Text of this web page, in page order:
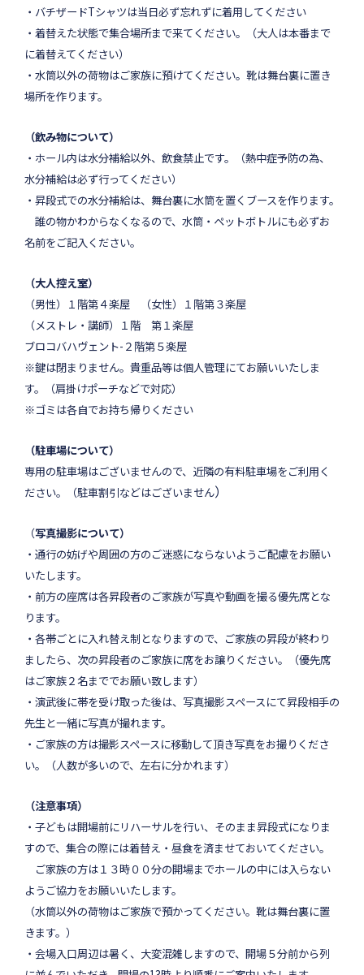
・バチザードTシャツは当日必ず忘れずに着用してください
・着替えた状態で集合場所まで来てください。（大人は本番まで
に着替えてください）
・水筒以外の荷物はご家族に預けてください。靴は舞台裏に置き
場所を作ります。
（飲み物について）
・ホール内は水分補給以外、飲食禁止です。
（熱中症予防の為、
水分補給は必ず行ってください）
・昇段式での水分補給は、舞台裏に水筒を置くブースを作ります。
誰の物かわからなくなるので、水筒・ペットボトルにも必ずお
名前をご記入ください。
（大人控え室）
（男性）
１階第４楽屋 （女性）１階第３楽屋
（メストレ・講師）１階 第１楽屋
ブロコバハヴェント-２階第５楽屋
※鍵は閉まりません。貴重品等は個人管理にてお願いいたしま
す。（肩掛けポーチなどで対応）
※ゴミは各自でお持ち帰りください
（駐車場について）
専用の駐車場はございませんので、近隣の有料駐車場をご利用く
ださい。（駐車割引などはございません）
（写真撮影について）
・通行の妨げや周囲の方のご迷惑にならないようご配慮をお願い
いたします。
・前方の座席は各昇段者のご家族が写真や動画を撮る優先席とな
ります。
・各帯ごとに入れ替え制となりますので、ご家族の昇段が終わり
ましたら、次の昇段者のご家族に席をお譲りください。（優先席
はご家族２名まででお願い致します）
・演武後に帯を受け取った後は、写真撮影スペースにて昇段相手の
先生と一緒に写真が撮れます。
・ご家族の方は撮影スペースに移動して頂き写真をお撮りくださ
い。（人数が多いので、左右に分かれます）
（注意事項）
・子どもは開場前にリハーサルを行い、そのまま昇段式になりま
すので、集合の際には着替え・昼食を済ませておいてください。
ご家族の方は１３時００分の開場までホールの中には入らない
ようご協力をお願いいたします。
（水筒以外の荷物はご家族で預かってください。靴は舞台裏に置
きます。）
・会場入口周辺は暑く、大変混雑しますので、開場５分前から列